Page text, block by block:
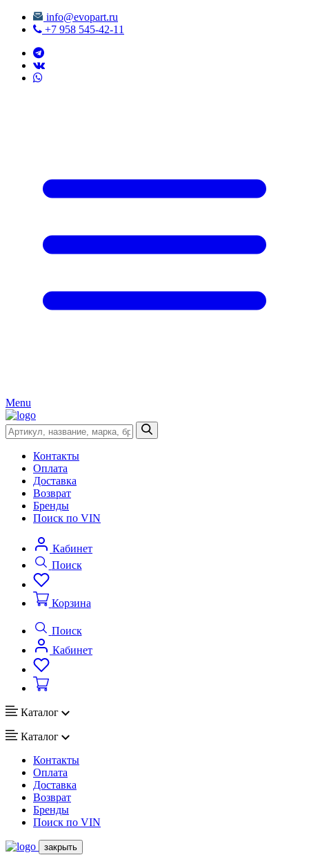
info@evopart.ru
+7 958 545-42-11
Menu
Контакты
Оплата
Доставка
Возврат
Бренды
Поиск по VIN
Кабинет
Поиск
Корзина
Поиск
Кабинет
Каталог
Каталог
Контакты
Оплата
Доставка
Возврат
Бренды
Поиск по VIN
закрыть